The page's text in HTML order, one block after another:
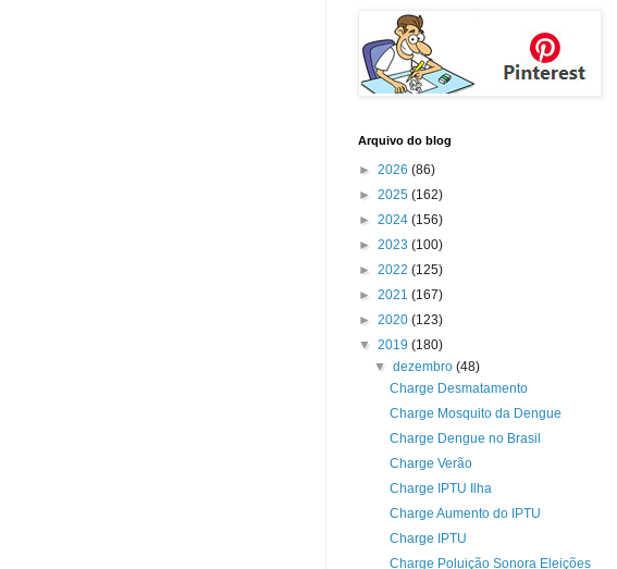
Arquivo do blog
► 2026 (86)
► 2025 (162)
► 2024 (156)
► 2023 (100)
► 2022 (125)
► 2021 (167)
► 2020 (123)
▼ 2019 (180)
▼ dezembro (48)
Charge Desmatamento
Charge Mosquito da Dengue
Charge Dengue no Brasil
Charge Verão
Charge IPTU Ilha
Charge Aumento do IPTU
Charge IPTU
Charge Poluição Sonora Eleições